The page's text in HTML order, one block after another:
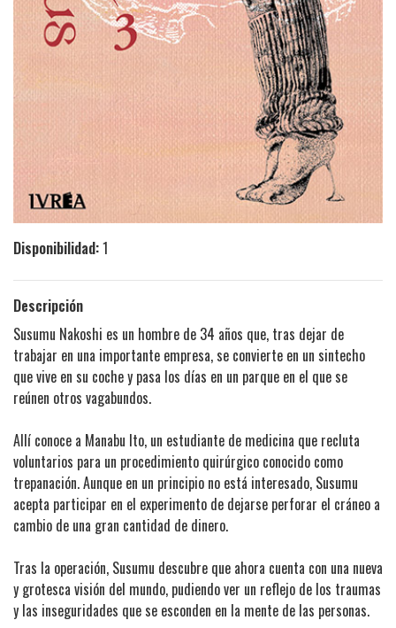
Disponibilidad:1
Descripción
Susumu Nakoshi es un hombre de 34 años que, tras dejar de
trabajar en una importante empresa, se convierte en un sintecho
que vive en su coche y pasa los días en un parque en el que se
reúnen otros vagabundos.
Allí conoce a Manabu Ito, un estudiante de medicina que recluta
voluntarios para un procedimiento quirúrgico conocido como
trepanación. Aunque en un principio no está interesado, Susumu
acepta participar en el experimento de dejarse perforar el cráneo a
cambio de una gran cantidad de dinero.
Tras la operación, Susumu descubre que ahora cuenta con una nueva
y grotesca visión del mundo, pudiendo ver un reflejo de los traumas
y las inseguridades que se esconden en la mente de las personas.